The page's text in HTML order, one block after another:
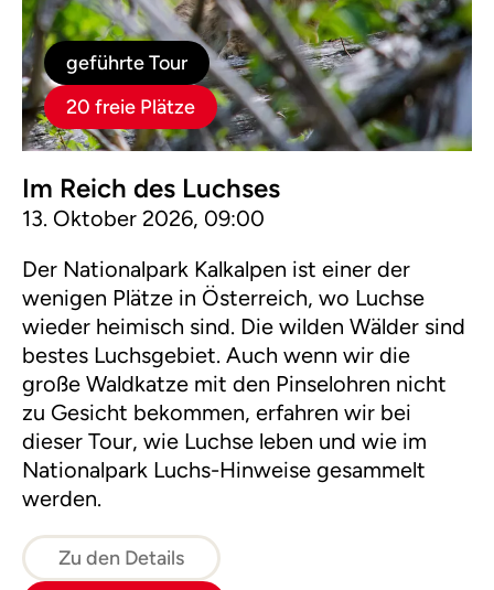
geführte Tour
20 freie Plätze
Im Reich des Luchses
13. Oktober 2026, 09:00
Der Nationalpark Kalkalpen ist einer der
wenigen Plätze in Österreich, wo Luchse
wieder heimisch sind. Die wilden Wälder sind
bestes Luchsgebiet. Auch wenn wir die
große Waldkatze mit den Pinselohren nicht
zu Gesicht bekommen, erfahren wir bei
dieser Tour, wie Luchse leben und wie im
Nationalpark Luchs-Hinweise gesammelt
werden.
Zu den Details